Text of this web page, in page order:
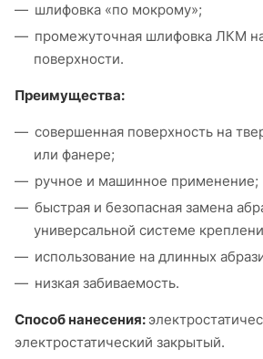
шлифовка «по мокрому»;
промежуточная шлифовка ЛКМ
поверхности.
Преимущества:
совершенная поверхность на
или фанере;
ручное и машинное применение;
быстрая и безопасная замена
универсальной системе
использование на длинных
низкая забиваемость.
Способ нанесения:
электростатический закрытый.